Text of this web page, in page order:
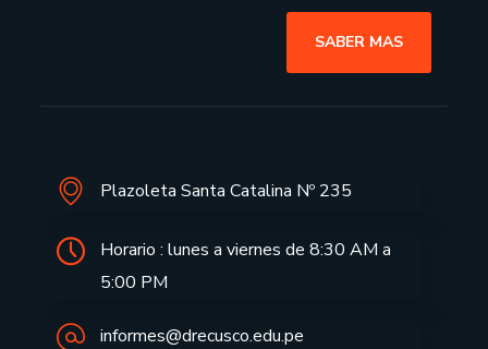
SABER MAS
Plazoleta Santa Catalina Nº 235
Horario : lunes a viernes de 8:30 AM a
5:00 PM
informes@drecusco.edu.pe